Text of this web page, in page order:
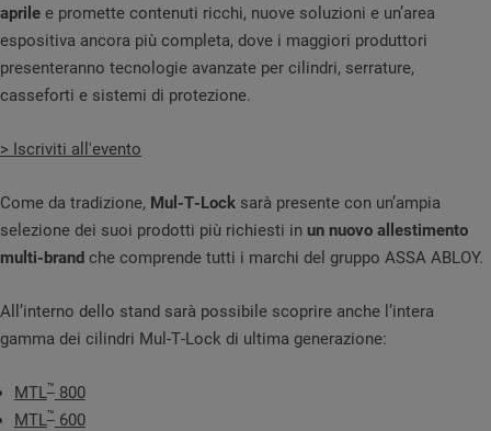
aprile e promette contenuti ricchi, nuove soluzioni e un’area
espositiva ancora più completa, dove i maggiori produttori
presenteranno tecnologie avanzate per cilindri, serrature,
casseforti e sistemi di protezione.
> Iscriviti all'evento
Come da tradizione, Mul‑T‑Lock sarà presente con un’ampia
selezione dei suoi prodotti più richiesti in un nuovo allestimento
multi-brand che comprende tutti i marchi del gruppo ASSA ABLOY.
All’interno dello stand sarà possibile scoprire anche l’intera
gamma dei cilindri Mul‑T‑Lock di ultima generazione:
MTL™800
MTL™600